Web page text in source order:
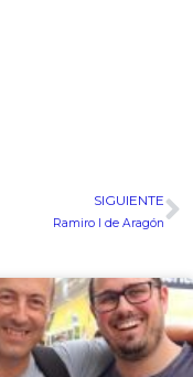
SIGUIENTE
Ramiro I de Aragón